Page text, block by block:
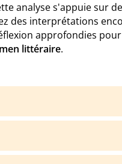
analyse s'appuie sur
des interprétations
approfondies pour
littéraire.